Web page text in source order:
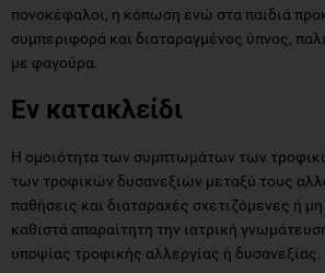
πονοκέφαλοι, η κόπωση ενώ στα παιδιά
συμπεριφορά και διαταραγμένος ύπνος,
με φαγούρα.
Εν κατακλείδι
Η ομοιότητα των συμπτωμάτων των
των τροφικών δυσανεξιών μεταξύ τους
παθήσεις και διαταραχές σχετιζόμενες ή
καθιστά απαραίτητη την ιατρική
υποψίας τροφικής αλλεργίας ή δυσανεξίας.